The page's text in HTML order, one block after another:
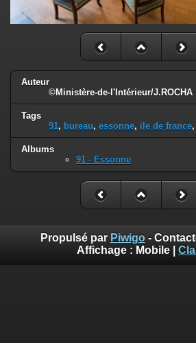
Auteur
©Ministère-de-l'Intérieur/J.ROCHA
Tags
91, bureau, essonne, ile de france,
Albums
91 - Essonne
Propulsé par Piwigo-
Affichage : Mobile